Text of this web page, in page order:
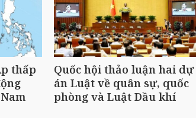
thấp
Quốc hội thảo luận hai dự
án Luật về quân sự, quốc
phòng và Luật Dầu khí